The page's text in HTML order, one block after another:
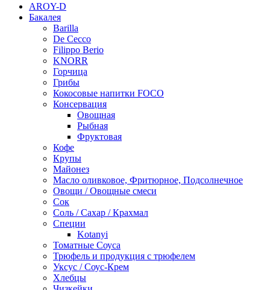
AROY-D
Бакалея
Barilla
De Cecco
Filippo Berio
KNORR
Горчица
Грибы
Кокосовые напитки FOCO
Консервация
Овощная
Рыбная
Фруктовая
Кофе
Крупы
Майонез
Масло оливковое, Фритюрное, Подсолнечное
Овощи / Овощные смеси
Сок
Соль / Сахар / Крахмал
Специи
Kotanyi
Томатные Соуса
Трюфель и продукция с трюфелем
Уксус / Соус-Крем
Хлебцы